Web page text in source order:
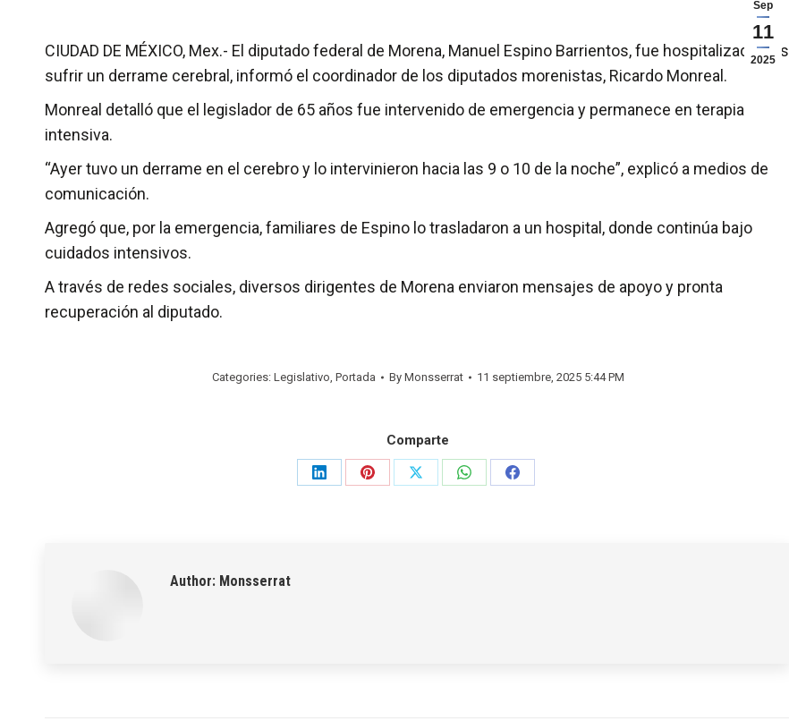
Sep
11
2025
CIUDAD DE MÉXICO, Mex.- El diputado federal de Morena, Manuel Espino Barrientos, fue hospitalizado tras
sufrir un derrame cerebral, informó el coordinador de los diputados morenistas, Ricardo Monreal.
Monreal detalló que el legislador de 65 años fue intervenido de emergencia y permanece en terapia
intensiva.
“Ayer tuvo un derrame en el cerebro y lo intervinieron hacia las 9 o 10 de la noche”, explicó a medios de
comunicación.
Agregó que, por la emergencia, familiares de Espino lo trasladaron a un hospital, donde continúa bajo
cuidados intensivos.
A través de redes sociales, diversos dirigentes de Morena enviaron mensajes de apoyo y pronta
recuperación al diputado.
Categories: Legislativo, Portada By Monsserrat 11 septiembre, 2025 5:44 PM
Comparte
Share
Share
Share
Share
Share
Author: Monsserrat